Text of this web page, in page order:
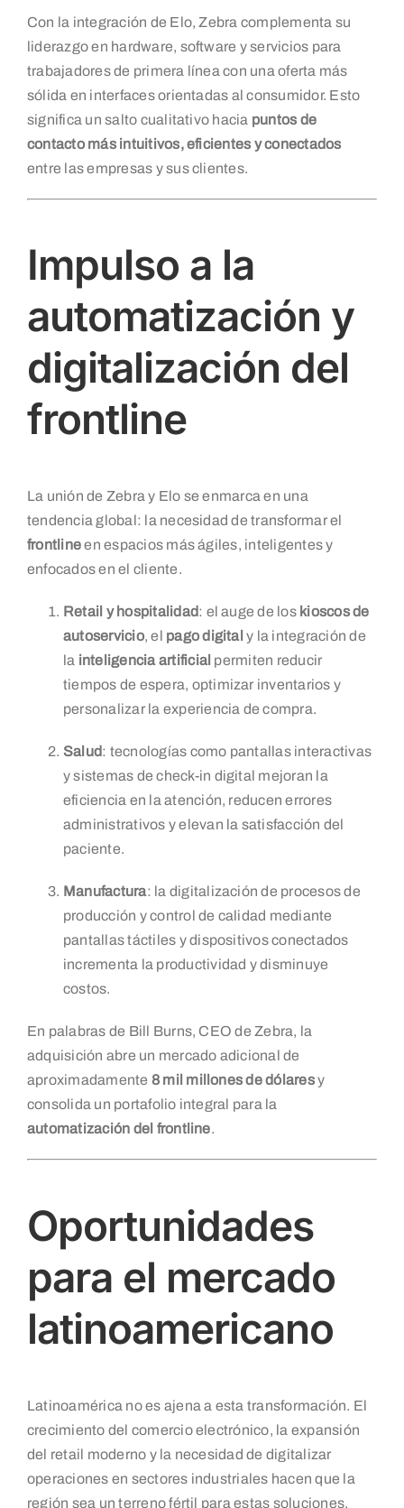
Con la integración de Elo, Zebra complementa su
liderazgo en hardware, software y servicios para
trabajadores de primera línea con una oferta más
sólida en interfaces orientadas al consumidor. Esto
significa un salto cualitativo hacia puntos de
contacto más intuitivos, eficientes y conectados
entre las empresas y sus clientes.
Impulso a la
automatización y
digitalización del
frontline
La unión de Zebra y Elo se enmarca en una
tendencia global: la necesidad de transformar el
frontlineen espacios más ágiles, inteligentes y
enfocados en el cliente.
Retail y hospitalidad: el auge de los kioscos de
autoservicio, el pago digital y la integración de
la inteligencia artificial permiten reducir
tiempos de espera, optimizar inventarios y
personalizar la experiencia de compra.
Salud: tecnologías como pantallas interactivas
y sistemas de check-in digital mejoran la
eficiencia en la atención, reducen errores
administrativos y elevan la satisfacción del
paciente.
Manufactura: la digitalización de procesos de
producción y control de calidad mediante
pantallas táctiles y dispositivos conectados
incrementa la productividad y disminuye
costos.
En palabras de Bill Burns, CEO de Zebra, la
adquisición abre un mercado adicional de
aproximadamente 8 mil millones de dólaresy
consolida un portafolio integral para la
automatización del frontline.
Oportunidades
para el mercado
latinoamericano
Latinoamérica no es ajena a esta transformación. El
crecimiento del comercio electrónico, la expansión
del retail moderno y la necesidad de digitalizar
operaciones en sectores industriales hacen que la
región sea un terreno fértil para estas soluciones.